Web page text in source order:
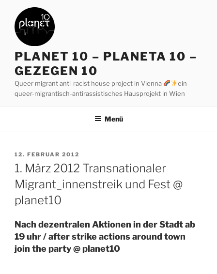
Inhalt
springen
PLANET 10 – PLANETA 10 –
GEZEGEN 10
Queer migrant anti-racist house project in Vienna
ein
queer-migrantisch-antirassistisches Hausprojekt in Wien
Menü
VERÖFFENTLICHT
AM
12. FEBRUAR 2012
1. März 2012 Transnationaler
Migrant_innenstreik und Fest @
planet10
Nach dezentralen Aktionen in der Stadt ab
19 uhr / after strike actions around town
join the party @ planet10